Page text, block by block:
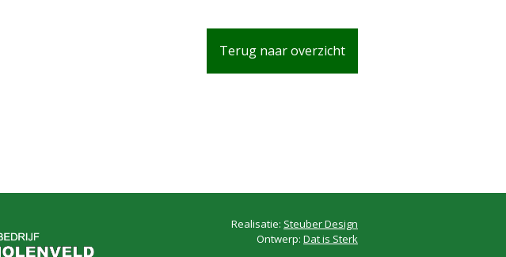
Terug naar overzicht
Realisatie: Steuber Design
Ontwerp: Dat is Sterk